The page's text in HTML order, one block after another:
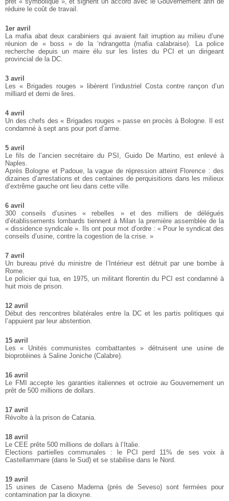
réduire le coût de travail.
1er avril
La mafia abat deux carabiniers qui avaient fait irruption au milieu d’une
réunion de « boss » de la ‘ndrangetta (mafia calabraise). La police
recherche depuis un maire élu sur les listes du PCI et un dirigeant
provincial de la DC.
3 avril
Les « Brigades rouges » libèrent l’industriel Costa contre rançon d’un
milliard et demi de lires.
4 avril
Un des chefs des « Brigades rouges » passe en procès à Bologne. Il est
condamné à sept ans pour port d’arme.
5 avril
Le fils de l’ancien secrétaire du PSI, Guido De Martino, est enlevé à
Naples.
Après Bologne et Padoue, la vague de répression atteint Florence : des
dizaines d’arrestations et des centaines de perquisitions dans les milieux
d’extrême gauche ont lieu dans cette ville.
6 avril
300 conseils d’usines « rebelles » et des milliers de délégués
d’établissements lombards tiennent à Milan la première assemblée de la
« dissidence syndicale ». Ils ont pour mot d’ordre : « Pour le syndicat des
conseils d’usine, contre la cogestion de la crise. »
7 avril
Un bureau privé du ministre de l’Intérieur est détruit par une bombe à
Rome.
Le policier qui tua, en 1975, un militant florentin du PCI est condamné à
huit mois de prison.
12 avril
Début des rencontres bilatérales entre la DC et les partis politiques qui
l’appuient par leur abstention.
15 avril
Les « Unités communistes combattantes » détruisent une usine de
bioprotéines à Saline Joniche (Calabre).
16 avril
Le FMI accepte les garanties italiennes et octroie au Gouvernement un
prêt de 500 millions de dollars.
17 avril
Révolte à la prison de Catania.
18 avril
Le CEE prête 500 millions de dollars à l’Italie.
Elections partielles communales : le PCI perd 11% de ses voix à
Castellammare (dans le Sud) et se stabilise dans le Nord.
19 avril
15 usines de Caseno Maderna (prés de Seveso) sont fermées pour
contamination par la dioxyne.